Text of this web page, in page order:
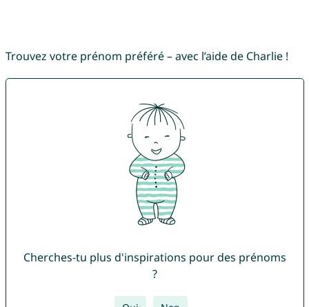
Trouvez votre prénom préféré – avec l’aide de Charlie !
Cherches-tu plus d'inspirations pour des prénoms
?